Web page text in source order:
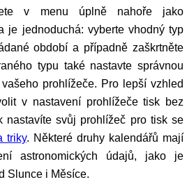
v menu úplně nahoře jako
je jednoduchá: vyberte vhodný typ
období a případně zaškrtněte
typu také nastavte správnou
prohlížeče. Pro lepší vzhled
v nastavení prohlížeče tisk bez
nastavíte svůj prohlížeč pro tisk se
triky. Některé druhy kalendářů mají
astronomických údajů, jako je
Slunce i Měsíce.